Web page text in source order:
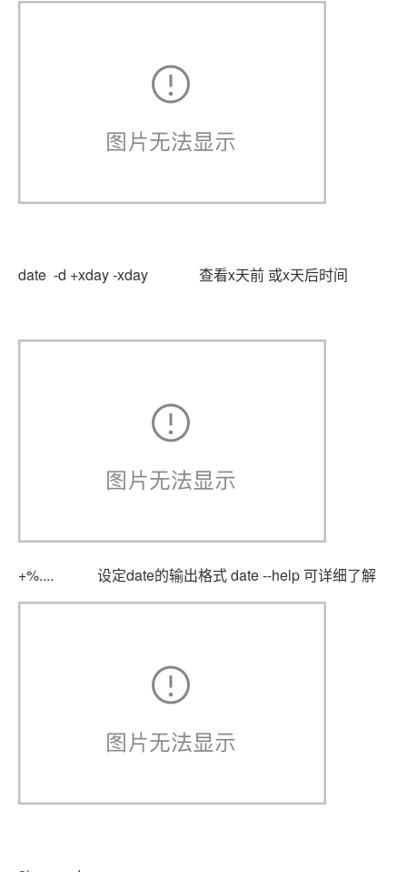
date -d +xday -xday 查看x天前 或x天后时间
+%.... 设定date的输出格式 date --help 可详细了解